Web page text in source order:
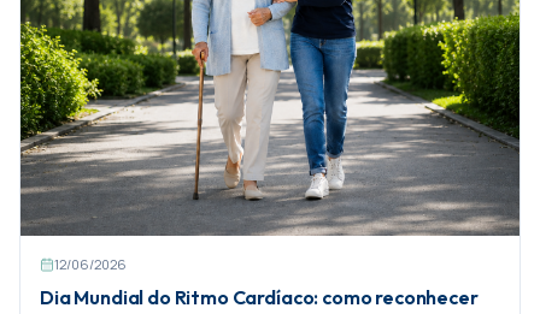
12/06/2026
Dia Mundial do Ritmo Cardíaco: como reconhecer